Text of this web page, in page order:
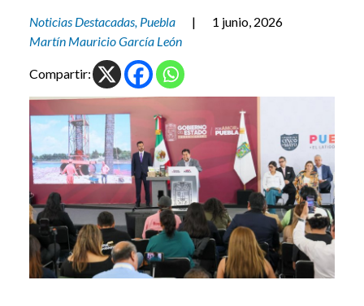
Noticias Destacadas, Puebla |
1 junio, 2026
Martín Mauricio García León
Compartir: